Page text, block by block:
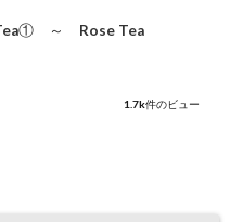
～ Rose Tea
1.7k件のビュー